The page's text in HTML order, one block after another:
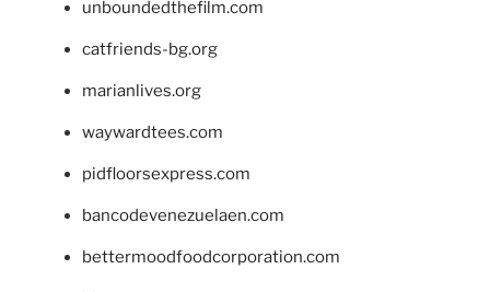
unboundedthefilm.com
catfriends-bg.org
marianlives.org
waywardtees.com
pidfloorsexpress.com
bancodevenezuelaen.com
bettermoodfoodcorporation.com